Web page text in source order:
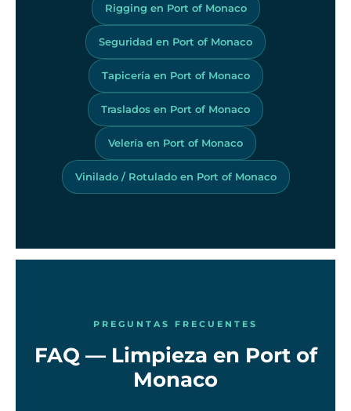
Rigging en Port of Monaco
Seguridad en Port of Monaco
Tapicería en Port of Monaco
Traslados en Port of Monaco
Velería en Port of Monaco
Vinilado / Rotulado en Port of Monaco
PREGUNTAS FRECUENTES
FAQ — Limpieza en Port of
Monaco